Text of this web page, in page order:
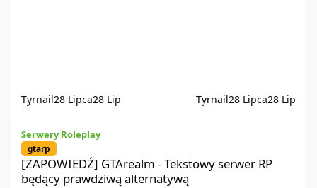
Tyrnail28 Lipca28 Lip Tyrnail28 Lipca28 Lip
Serwery Roleplay
gtarp
[ZAPOWIEDŹ] GTArealm - Tekstowy serwer RP
będący prawdziwą alternatywą